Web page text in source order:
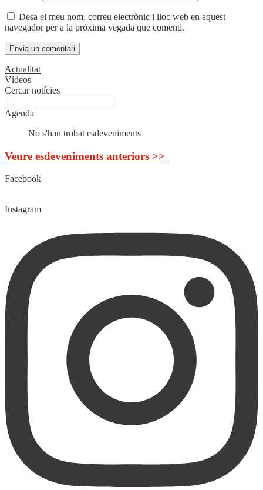
Desa el meu nom, correu electrònic i lloc web en aquest
navegador per a la pròxima vegada que comenti.
Actualitat
Vídeos
Cercar notícies
Agenda
No s'han trobat esdeveniments
Veure esdeveniments anteriors >>
Facebook
Instagram